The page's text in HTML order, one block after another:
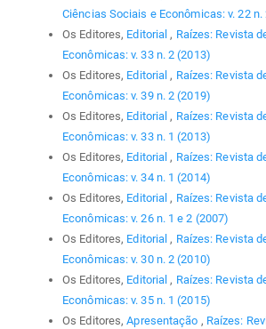
Ciências Sociais e Econômicas: v. 22 n.
Os Editores, Editorial , Raízes: Revista
Econômicas: v. 33 n. 2 (2013)
Os Editores, Editorial , Raízes: Revista
Econômicas: v. 39 n. 2 (2019)
Os Editores, Editorial , Raízes: Revista
Econômicas: v. 33 n. 1 (2013)
Os Editores, Editorial , Raízes: Revista
Econômicas: v. 34 n. 1 (2014)
Os Editores, Editorial , Raízes: Revista
Econômicas: v. 26 n. 1 e 2 (2007)
Os Editores, Editorial , Raízes: Revista
Econômicas: v. 30 n. 2 (2010)
Os Editores, Editorial , Raízes: Revista
Econômicas: v. 35 n. 1 (2015)
Os Editores,Apresentação , Raízes: